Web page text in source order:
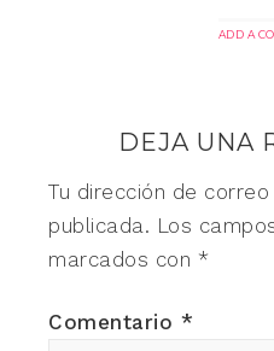
ADD A
DEJA UNA
Tu dirección de
publicada. Los
marcados con *
Comentario *